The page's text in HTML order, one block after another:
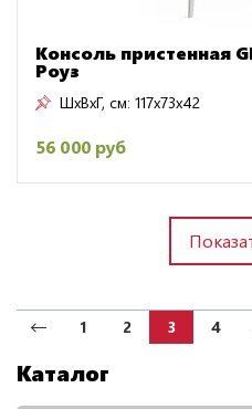
Консоль пристенная
Роуз
ШxВxГ, см: 117x73x42
56 000 руб
1 2 3 4
Каталог